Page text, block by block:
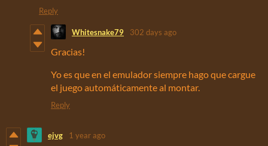
Reply
Whitesnake79 302 days ago
Gracias!
Yo es que en el emulador siempre hago que cargue
el juego automáticamente al montar.
Reply
ejvg 1 year ago